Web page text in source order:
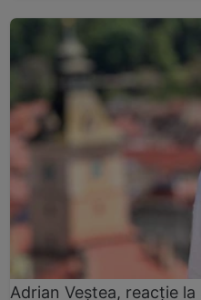
Adrian Veștea, reacție